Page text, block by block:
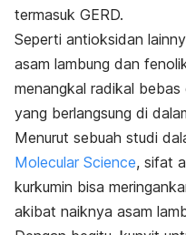
termasuk GERD.
Seperti antioksidan
asam lambung dan
menangkal radikal
yang berlangsung di
Menurut sebuah studi
Molecular Science, sifat
kurkumin bisa
akibat naiknya asam